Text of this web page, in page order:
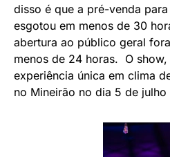
disso é que a pré-venda para
esgotou em menos de 30
abertura ao público geral
menos de 24 horas. O
experiência única em clima
no Mineirão no dia 5 de